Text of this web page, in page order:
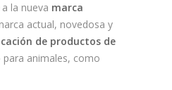
la nueva marca
actual, novedosa y
de productos de
para animales, como